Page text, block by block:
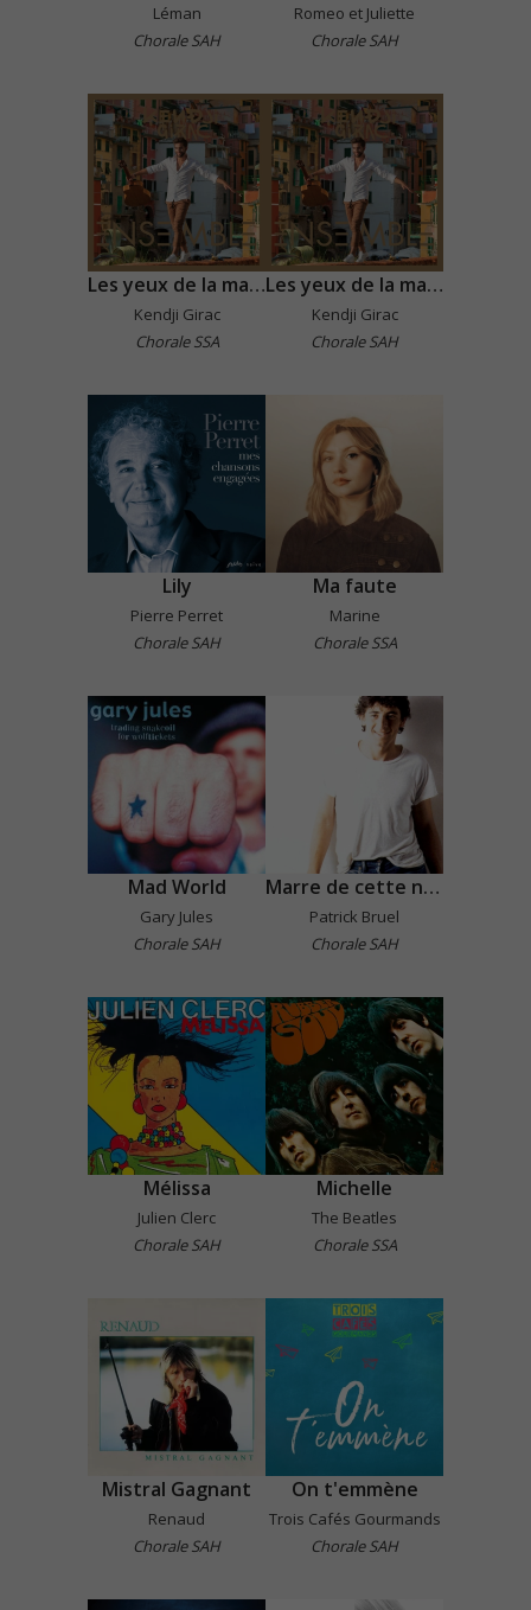
Léman
Chorale SAH
Romeo et Juliette
Chorale SAH
Les yeux de la mama
Kendji Girac
Chorale SSA
Les yeux de la mama
Kendji Girac
Chorale SAH
Lily
Pierre Perret
Chorale SAH
Ma faute
Marine
Chorale SSA
Mad World
Gary Jules
Chorale SAH
Marre de cette nana-là !
Patrick Bruel
Chorale SAH
Mélissa
Julien Clerc
Chorale SAH
Michelle
The Beatles
Chorale SSA
Mistral Gagnant
Renaud
Chorale SAH
On t'emmène
Trois Cafés Gourmands
Chorale SAH